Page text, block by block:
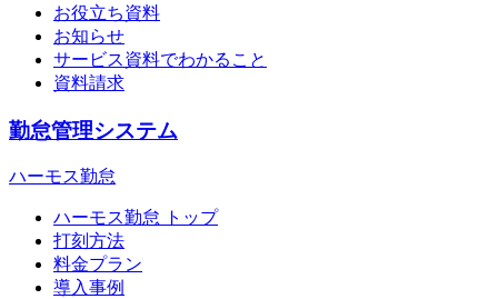
お役立ち資料
お知らせ
サービス資料でわかること
資料請求
勤怠管理システム
ハーモス勤怠
ハーモス勤怠 トップ
打刻方法
料金プラン
導入事例